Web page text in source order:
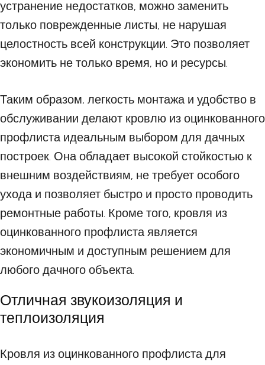
устранение недостатков, можно заменить
только поврежденные листы, не нарушая
целостность всей конструкции. Это позволяет
экономить не только время, но и ресурсы.
Таким образом, легкость монтажа и удобство в
обслуживании делают кровлю из оцинкованного
профлиста идеальным выбором для дачных
построек. Она обладает высокой стойкостью к
внешним воздействиям, не требует особого
ухода и позволяет быстро и просто проводить
ремонтные работы. Кроме того, кровля из
оцинкованного профлиста является
экономичным и доступным решением для
любого дачного объекта.
Отличная звукоизоляция и
теплоизоляция
Кровля из оцинкованного профлиста для